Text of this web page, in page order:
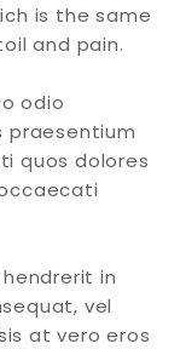
is the same
and pain.
odio
praesentium
quos dolores
in
vel
at vero eros